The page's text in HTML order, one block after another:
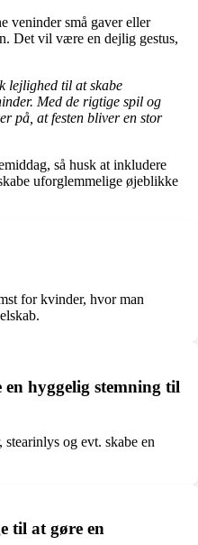
veninder små gaver eller
Det vil være en dejlig gestus,
lejlighed til at skabe
Med de rigtige spil og
på, at festen bliver en stor
så husk at inkludere
uforglemmelige øjeblikke
for kvinder, hvor man
hyggelig stemning til
og evt. skabe en
til at gøre en